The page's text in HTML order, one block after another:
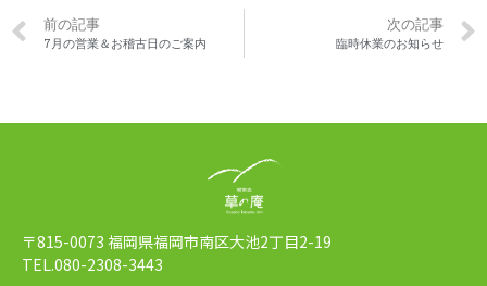
前の記事
7月の営業＆お稽古日のご案内
次の記事
臨時休業のお知らせ
〒815-0073 福岡県福岡市南区大池2丁目2-19
TEL.080-2308-3443